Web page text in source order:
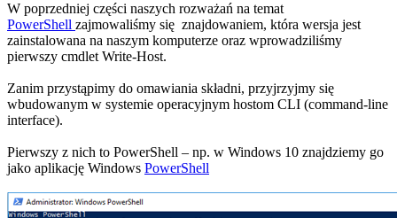
W poprzedniej części naszych rozważań na temat
PowerShell zajmowaliśmy się znajdowaniem, która wersja jest
zainstalowana na naszym komputerze oraz wprowadziliśmy
pierwszy cmdlet Write-Host.
Zanim przystąpimy do omawiania składni, przyjrzyjmy się
wbudowanym w systemie operacyjnym hostom CLI (command-line
interface).
Pierwszy z nich to PowerShell – np. w Windows 10 znajdziemy go
jako aplikację Windows PowerShell